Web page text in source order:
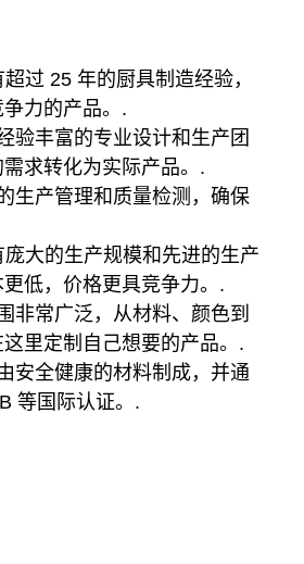
过 25 年的厨具制造经验，
力的产品。.
验丰富的专业设计和生产团
求转化为实际产品。.
生产管理和质量检测，确保
大的生产规模和先进的生产
低，价格更具竞争力。.
非常广泛，从材料、颜色到
里定制自己想要的产品。.
安全健康的材料制成，并通
等国际认证。.